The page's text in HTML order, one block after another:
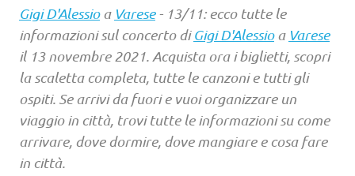
Gigi D'Alessioa Varese- 13/11: ecco tutte le
informazioni sul concerto diGigi D'Alessioa Varese
il 13 novembre 2021. Acquista ora i biglietti, scopri
la scaletta completa, tutte le canzoni e tutti gli
ospiti. Se arrivi da fuori e vuoi organizzare un
viaggio in città, trovi tutte le informazioni su come
arrivare, dove dormire, dove mangiare e cosa fare
in città.